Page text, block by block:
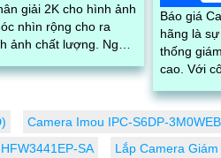
giải 2K cho hình ảnh
nhìn rộng cho ra
chất lượng. Ngoài
Báo giá
hãng là
thống
cao. Với công nghệ tiên tiến, Hikvision
tin cậy
Camera Imou IPC-S6DP-
SA Lắp Camera